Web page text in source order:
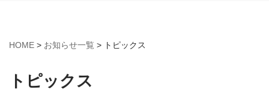
ッ
HOME > お知らせ一覧 > トピックス
トピックス